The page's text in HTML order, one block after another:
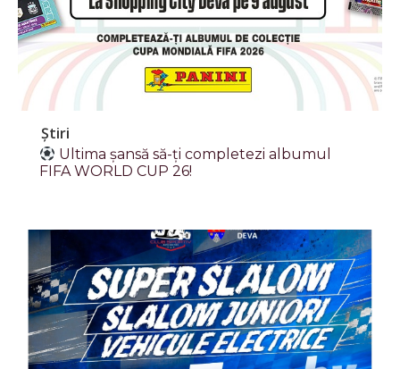
Știri
Ultima șansă să-ți completezi albumul
FIFA WORLD CUP 26!